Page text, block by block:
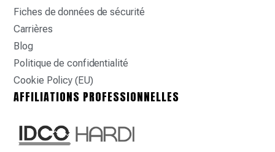
Fiches de données de sécurité
Carrières
Blog
Politique de confidentialité
Cookie Policy (EU)
AFFILIATIONS PROFESSIONNELLES